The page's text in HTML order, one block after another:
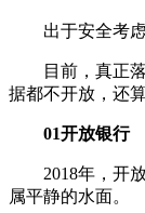
出于安全考
目前，真正
据都不开放，还
01开放银行
2018年，开
属平静的水面。